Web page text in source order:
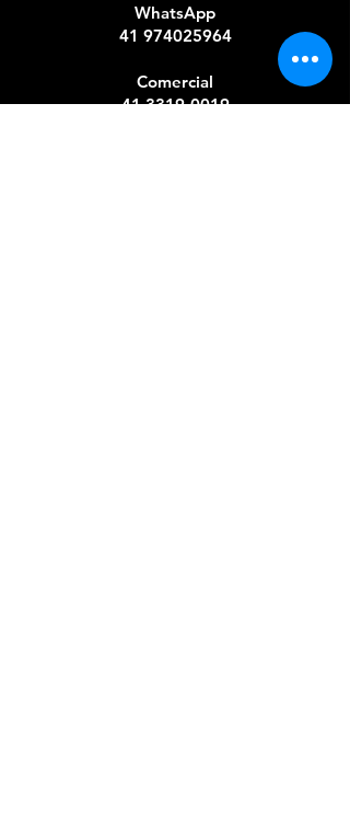
WhatsApp
41 974025964
Comercial​
41 3319-0019